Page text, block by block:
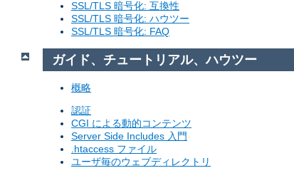
SSL/TLS 暗号化: 互換性
SSL/TLS 暗号化: ハウツー
SSL/TLS 暗号化: FAQ
ガイド、チュートリアル、ハウツー
概略
認証
CGI による動的コンテンツ
Server Side Includes 入門
.htaccess ファイル
ユーザ毎のウェブディレクトリ